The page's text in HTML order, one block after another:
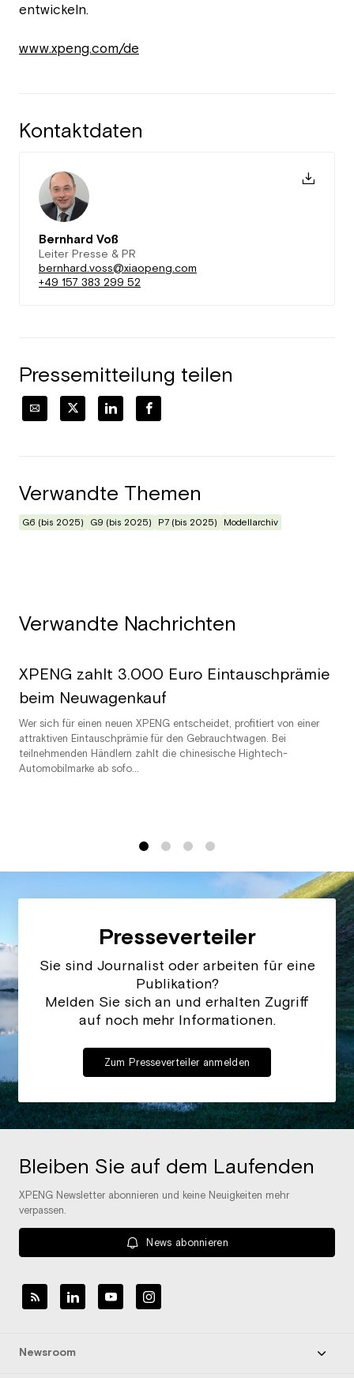
entwickeln.
www.xpeng.com/de
Kontaktdaten
Bernhard Voß
Leiter Presse & PR
bernhard.voss@xiaopeng.com
+49 157 383 299 52
Pressemitteilung teilen
Verwandte Themen
G6 (bis 2025) G9 (bis 2025) P7 (bis 2025) Modellarchiv
Verwandte Nachrichten
XPENG zahlt 3.000 Euro Eintauschprämie
beim Neuwagenkauf
Wer sich für einen neuen XPENG entscheidet, profitiert von einer
attraktiven Eintauschprämie für den Gebrauchtwagen. Bei
teilnehmenden Händlern zahlt die chinesische Hightech-
Automobilmarke ab sofo...
Presseverteiler
Sie sind Journalist oder arbeiten für eine
Publikation?
Melden Sie sich an und erhalten Zugriff
auf noch mehr Informationen.
Zum Presseverteiler anmelden
Bleiben Sie auf dem Laufenden
XPENG Newsletter abonnieren und keine Neuigkeiten mehr
verpassen.
News abonnieren
Newsroom